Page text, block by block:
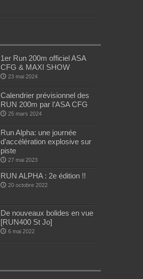
1er Run 200m officiel ASA
CFG & MAXI SHOW
23 mai 2024
Calendrier prévisionnel des
RUN 200m par l’ASA CFG
25 mars 2024
Run Alpha: une journée
d’accélération explosive sur
piste
27 mai 2023
RUN ALPHA : 2e édition !!
20 octobre 2022
De nouveaux bolides en vue
[RUN400 St Jo]
6 mai 2022